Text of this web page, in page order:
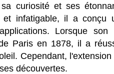
sa curiosité et ses
et infatigable, il a conçu
Lorsque
Paris en 1878, il a
Cependant,
découvertes.